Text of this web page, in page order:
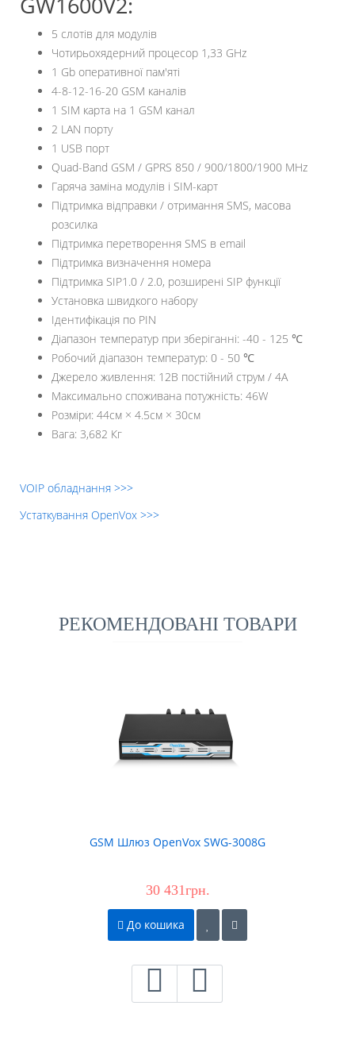
5 слотів для модулів
Чотирьохядерний процесор 1,33 GHz
1 Gb оперативної пам'яті
4-8-12-16-20 GSM каналів
1 SIM карта на 1 GSM канал
2 LAN порту
1 USB порт
Quad-Band GSM / GPRS 850 / 900/1800/1900 MHz
Гаряча заміна модулів і SIM-карт
Підтримка відправки / отримання SMS, масова
розсилка
Підтримка перетворення SMS в email
Підтримка визначення номера
Підтримка SIP1.0 / 2.0, розширені SIP функції
Установка швидкого набору
Ідентифікація по PIN
Діапазон температур при зберіганні: -40 - 125 ℃
Робочий діапазон температур: 0 - 50 ℃
Джерело живлення: 12В постійний струм / 4А
Максимально споживана потужність: 46W
Розміри: 44см × 4.5см × 30см
Вага: 3,682 Кг
VOIP обладнання >>>
Устаткування OpenVox >>>
РЕКОМЕНДОВАНІ ТОВАРИ
GSM Шлюз OpenVox SWG-3008G
30 431грн.
До кошика